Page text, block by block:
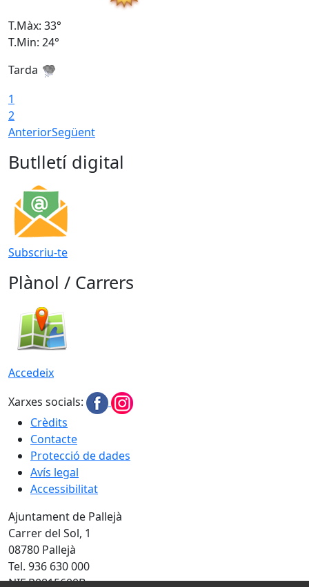
T.Màx: 33°
T.Min: 24°
Tarda
1
2
AnteriorSegüent
Butlletí digital
Subscriu-te
Plànol / Carrers
Accedeix
Xarxes socials:
Crèdits
Contacte
Protecció de dades
Avís legal
Accessibilitat
Ajuntament de Pallejà
Carrer del Sol, 1
08780 Pallejà
Tel. 936 630 000
NIF P0815600B